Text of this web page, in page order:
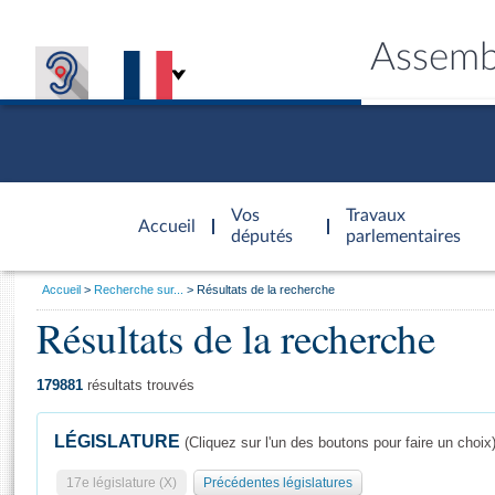
Accueil
d'accueil
Vos
députés
Travaux
parlementaires
Général
Vous
Accueil Recherche sur... Résultats de la recherche
Résultats de la recherche
179881 résultats trouvés
LÉGISLATURE (Cliquez sur l'un des boutons pour faire un choix)
17e législature (X) Précédentes législatures